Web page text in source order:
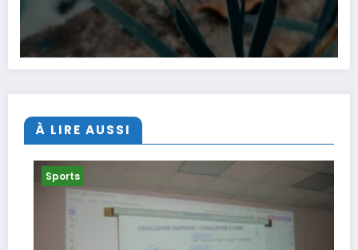
À LIRE AUSSI
Sports